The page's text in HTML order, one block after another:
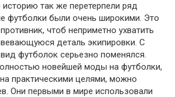
так же перетерпели ряд
футболки были очень широкими. Это
чтоб неприметно ухватить
деталь экипировки. С
футболок серьезно поменялся.
новейшей моды на футболки,
практическими целями, можно
Они первыми в мире использовали